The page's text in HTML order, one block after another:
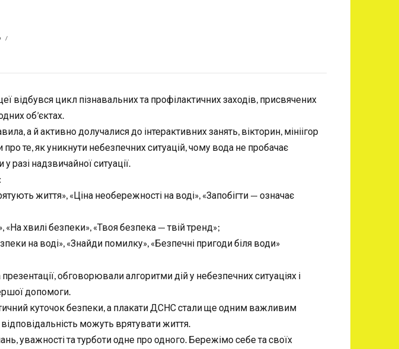
відбувся цикл пізнавальних та профілактичних заходів, присвячених
об’єктах.
а й активно долучалися до інтерактивних занять, вікторин, мініігор
те, як уникнути небезпечних ситуацій, чому вода не пробачає
разі надзвичайної ситуації.
життя», «Ціна необережності на воді», «Запобігти — означає
«На хвилі безпеки», «Твоя безпека — твій тренд»;
на воді», «Знайди помилку», «Безпечні пригоди біля води»
обговорювали алгоритми дій у небезпечних ситуаціях і
допомоги.
куточок безпеки, а плакати ДСНС стали ще одним важливим
можуть врятувати життя.
уважності та турботи одне про одного. Бережімо себе та своїх